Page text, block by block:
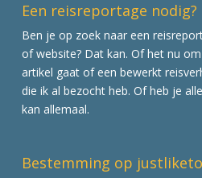
Een reisreportage nodig?
Ben je op zoek naar een
of website? Dat kan. Of het nu
artikel gaat of een bewerkt
die ik al bezocht heb. Of heb je
kan allemaal.
Bestemming op